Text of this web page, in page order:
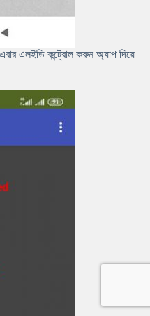
এলইডি কন্ট্রোল করুন অ্যাপ দিয়ে